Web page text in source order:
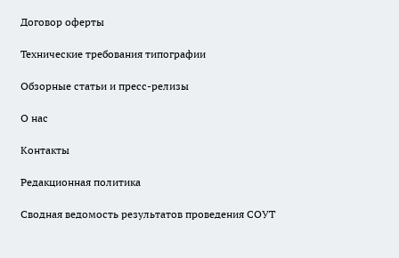
Договор оферты
Технические требования типографии
Обзорные статьи и пресс-релизы
О нас
Контакты
Редакционная политика
Сводная ведомость результатов проведения СОУТ